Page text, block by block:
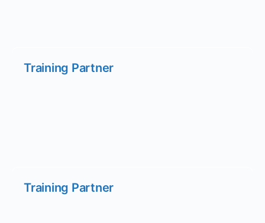
Training Partner
Training Partner